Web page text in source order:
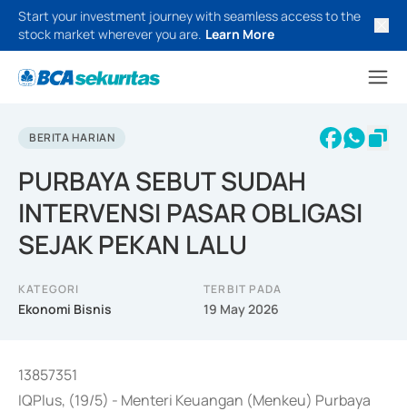
Start your investment journey with seamless access to the
stock market wherever you are. Learn More
BERITA HARIAN
PURBAYA SEBUT SUDAH
INTERVENSI PASAR OBLIGASI
SEJAK PEKAN LALU
KATEGORI
Ekonomi Bisnis
TERBIT PADA
19 May 2026
13857351
IQPlus, (19/5) - Menteri Keuangan (Menkeu) Purbaya